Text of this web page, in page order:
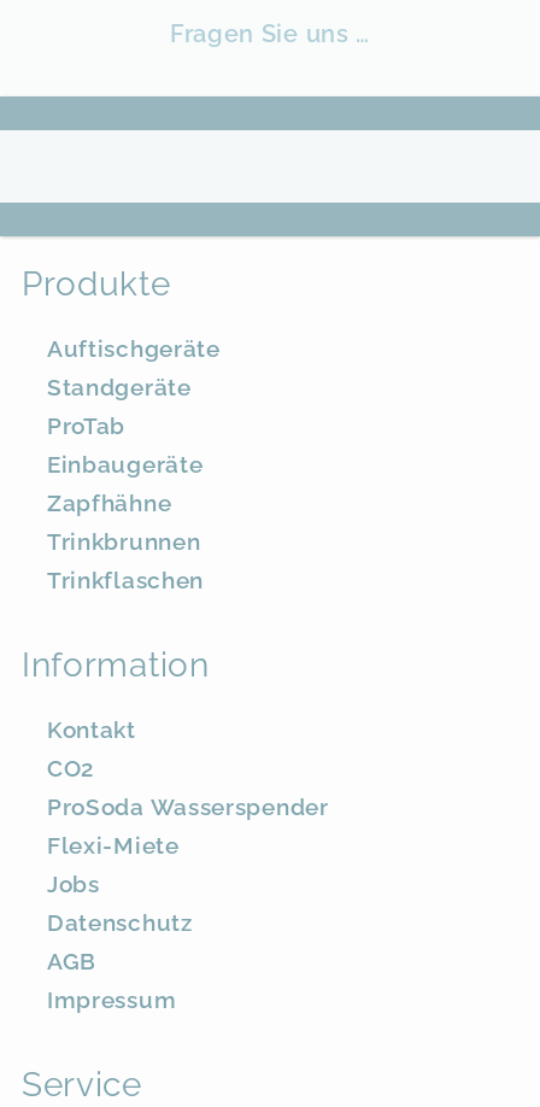
Fragen Sie uns …
Produkte
Auftischgeräte
Standgeräte
ProTab
Einbaugeräte
Zapfhähne
Trinkbrunnen
Trinkflaschen
Information
Kontakt
CO2
ProSoda Wasserspender
Flexi-Miete
Jobs
Datenschutz
AGB
Impressum
Service